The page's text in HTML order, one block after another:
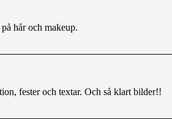
hår och makeup.
fester och textar. Och så klart bilder!!